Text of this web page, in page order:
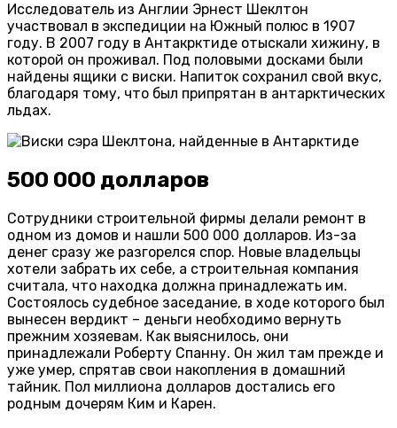
Исследователь из Англии Эрнест Шеклтон
участвовал в экспедиции на Южный полюс в 1907
году. В 2007 году в Антакрктиде отыскали хижину, в
которой он проживал. Под половыми досками были
найдены ящики с виски. Напиток сохранил свой вкус,
благодаря тому, что был припрятан в антарктических
льдах.
500 000 долларов
Сотрудники строительной фирмы делали ремонт в
одном из домов и нашли 500 000 долларов. Из-за
денег сразу же разгорелся спор. Новые владельцы
хотели забрать их себе, а строительная компания
считала, что находка должна принадлежать им.
Состоялось судебное заседание, в ходе которого был
вынесен вердикт – деньги необходимо вернуть
прежним хозяевам. Как выяснилось, они
принадлежали Роберту Спанну. Он жил там прежде и
уже умер, спрятав свои накопления в домашний
тайник. Пол миллиона долларов достались его
родным дочерям Ким и Карен.